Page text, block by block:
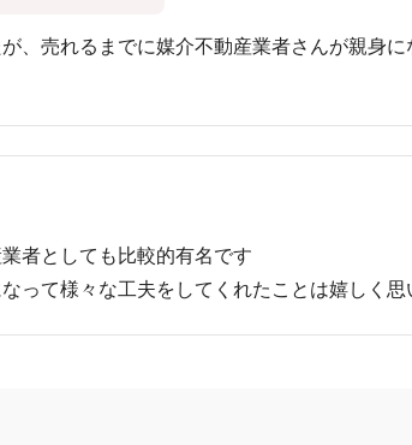
、売れるまでに媒介不動産業者さんが親身
者としても比較的有名です
って様々な工夫をしてくれたことは嬉しく思